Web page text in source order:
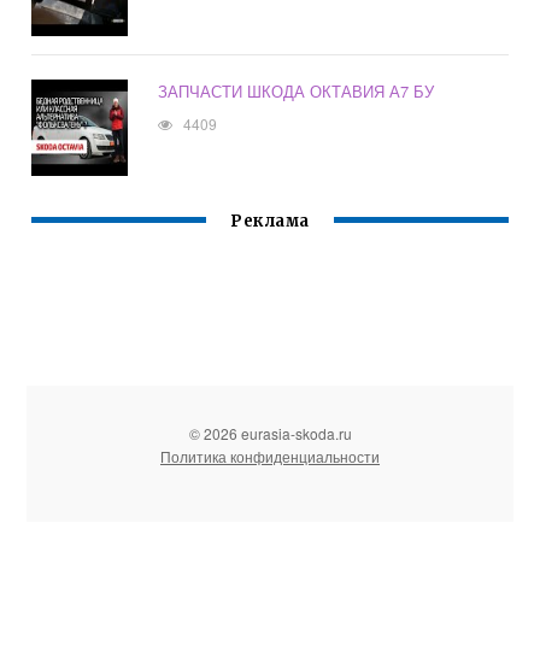
ЗАПЧАСТИ ШКОДА ОКТАВИЯ А7 БУ
4409
Реклама
© 2026 eurasia-skoda.ru
Политика конфиденциальности